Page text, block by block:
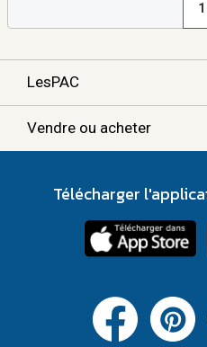
1
LesPAC
Vendre ou acheter
Télécharger